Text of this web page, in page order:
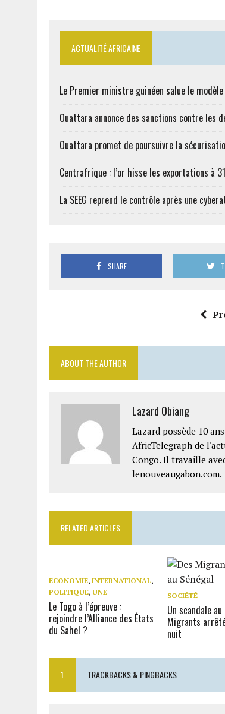
ACTUALITÉ AFRICAINE
Le Premier ministre guinéen salue le
Ouattara annonce des sanctions contre les
Ouattara promet de poursuivre la
Centrafrique : l’or hisse les exportations à
La SEEG reprend le contrôle après une
SHARE
ABOUT THE AUTHOR
Lazard Obiang
Lazard possède 10
AfricTelegraph de
Congo. Il travaille
lenouveaugabon.com.
RELATED ARTICLES
ECONOMIE, INTERNATIONAL,
POLITIQUE, UNE
Le Togo à l’épreuve :
rejoindre l’Alliance des États
du Sahel ?
SOCIÉTÉ
Un scandale
Migrants
nuit
1 TRACKBACKS & PINGBACKS